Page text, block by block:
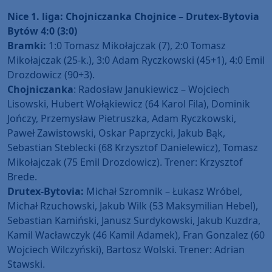
Nice 1. liga: Chojniczanka Chojnice – Drutex-Bytovia
Bytów 4:0 (3:0)
Bramki: 1:0 Tomasz Mikołajczak (7), 2:0 Tomasz
Mikołajczak (25-k.), 3:0 Adam Ryczkowski (45+1), 4:0 Emil
Drozdowicz (90+3).
Chojniczanka: Radosław Janukiewicz – Wojciech
Lisowski, Hubert Wołąkiewicz (64 Karol Fila), Dominik
Jończy, Przemysław Pietruszka, Adam Ryczkowski,
Paweł Zawistowski, Oskar Paprzycki, Jakub Bąk,
Sebastian Steblecki (68 Krzysztof Danielewicz), Tomasz
Mikołajczak (75 Emil Drozdowicz). Trener: Krzysztof
Brede.
Drutex-Bytovia: Michał Szromnik – Łukasz Wróbel,
Michał Rzuchowski, Jakub Wilk (53 Maksymilian Hebel),
Sebastian Kamiński, Janusz Surdykowski, Jakub Kuzdra,
Kamil Wacławczyk (46 Kamil Adamek), Fran Gonzalez (60
Wojciech Wilczyński), Bartosz Wolski. Trener: Adrian
Stawski.